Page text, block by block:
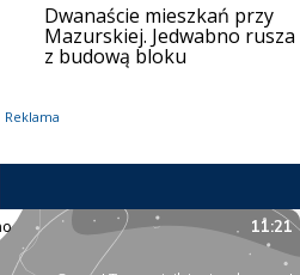
Dwanaście mieszkań przy
Mazurskiej. Jedwabno rusza
z budową bloku
czynszowego
Reklama